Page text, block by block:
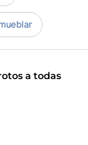
a todas